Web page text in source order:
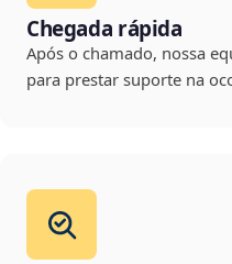
Chegada rápida
Após o chamado, nossa
para prestar suporte na